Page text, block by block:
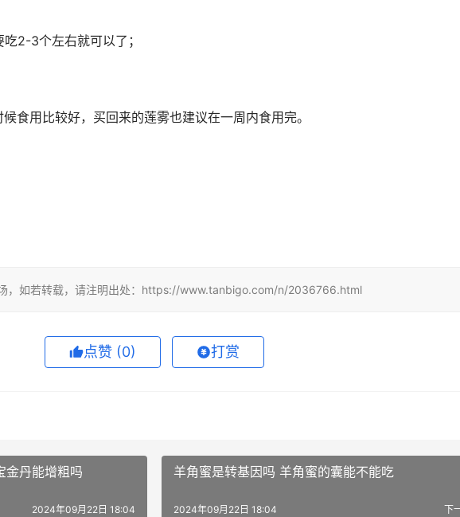
2-3个左右就可以了；
用比较好，买回来的莲雾也建议在一周内食用完。
，如若转载，请注明出处：https://www.tanbigo.com/n/2036766.html
点赞 (0) 打赏
金丹能增粗吗
2024年09月22日 18:04
羊角蜜是转基因吗 羊角蜜的囊能不能吃
下
2024年09月22日 18:04